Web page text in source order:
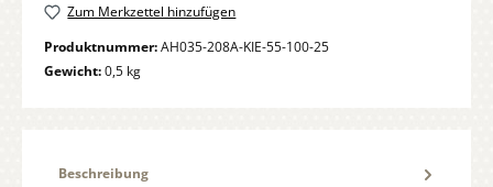
Zum Merkzettel hinzufügen
Produktnummer:AH035-208A-KIE-55-100-25
Gewicht:0,5 kg
Beschreibung